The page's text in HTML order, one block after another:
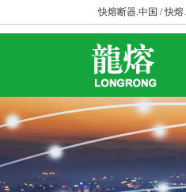
快熔断器.中国 / 快